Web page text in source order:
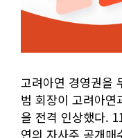
고려아연 경영권을
범 회장이 고려아연
을 전격 인상했다.
연의 자사주 공개매